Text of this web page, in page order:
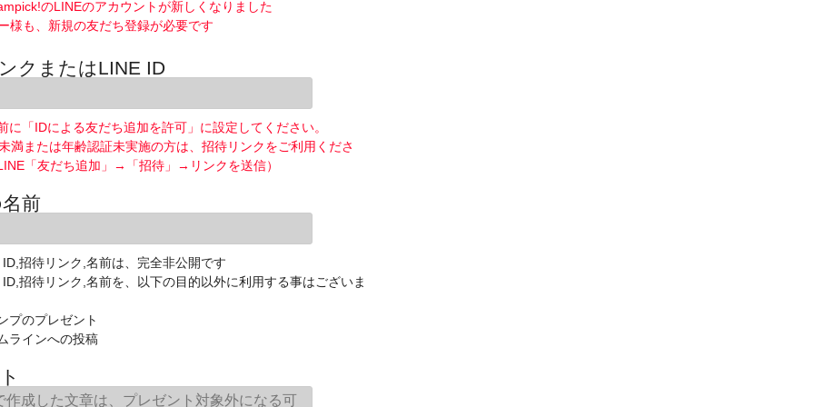
のLINEのアカウントが新しくなりました
様も、新規の友だち登録が必要です
クまたはLINE ID
に「IDによる友だち追加を許可」に設定してください。
満または年齢認証未実施の方は、招待リンクをご利用くださ
「友だち追加」→「招待」→リンクを送信）
前
招待リンク,名前は、完全非公開です
招待リンク,名前を、以下の目的以外に利用する事はございま
プのプレゼント
ラインへの投稿